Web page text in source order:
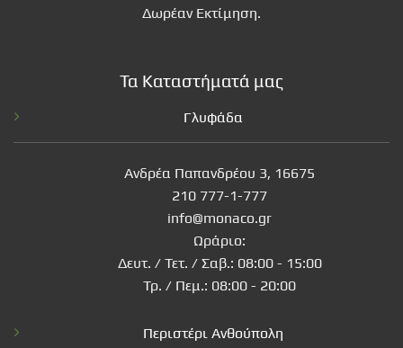
Δωρέαν Εκτίμηση.
Τα Καταστήματά μας
Γλυφάδα
Ανδρέα Παπανδρέου 3, 16675
210 777-1-777
info@monaco.gr
Ωράριο:
Δευτ. / Τετ. / Σαβ.: 08:00 - 15:00
Τρ. / Πεμ.: 08:00 - 20:00
Περιστέρι Ανθούπολη